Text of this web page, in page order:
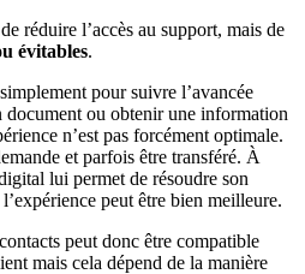
réduire l’accès au support, mais de
évitables.
pour suivre l’avancée
document ou obtenir une information
n’est pas forcément optimale.
et parfois être transféré. À
lui permet de résoudre son
peut être bien meilleure.
peut donc être compatible
mais cela dépend de la manière